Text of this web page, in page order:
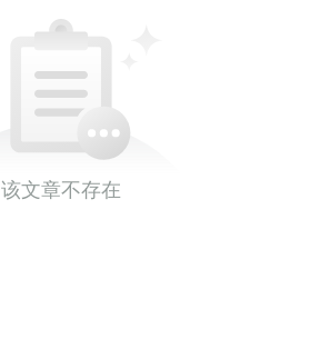
该文章不存在